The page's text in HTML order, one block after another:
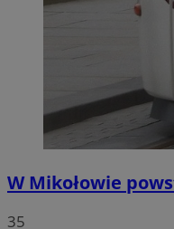
W Mikołowie
35